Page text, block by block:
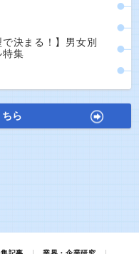
で決まる！】男女別
特集
ら